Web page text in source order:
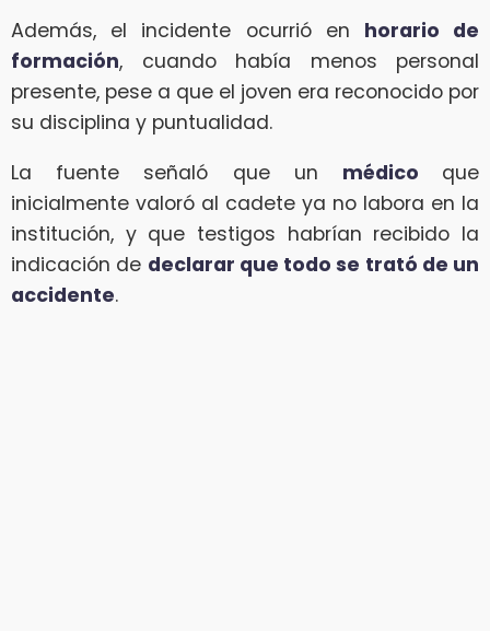
Además, el incidente ocurrió en horario de
formación, cuando había menos personal
presente, pese a que el joven era reconocido por
su disciplina y puntualidad.
La fuente señaló que un médico que
inicialmente valoró al cadete ya no labora en la
institución, y que testigos habrían recibido la
indicación de declarar que todo se trató de un
accidente.